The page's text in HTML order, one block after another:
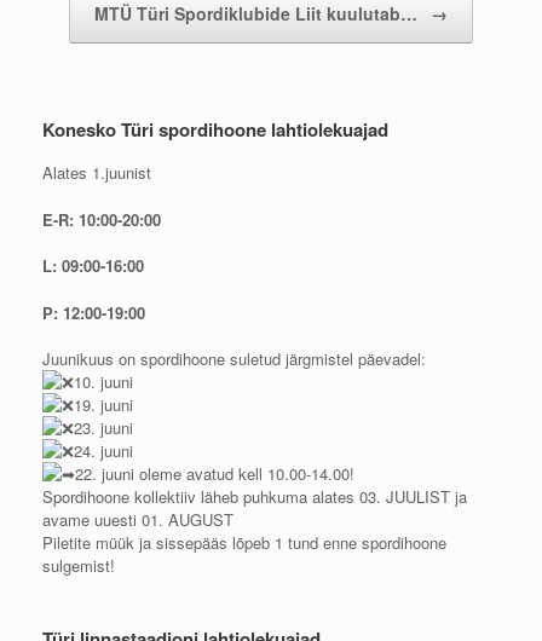
MTÜ Türi Spordiklubide Liit kuulutab… →
Konesko Türi spordihoone lahtiolekuajad
Alates 1.juunist
E-R: 10:00-20:00
L: 09:00-16:00
P: 12:00-19:00
Juunikuus on spordihoone suletud järgmistel päevadel:
10. juuni
19. juuni
23. juuni
24. juuni
22. juuni oleme avatud kell 10.00-14.00!
Spordihoone kollektiiv läheb puhkuma alates 03. JUULIST ja
avame uuesti 01. AUGUST
Piletite müük ja sissepääs lõpeb 1 tund enne spordihoone
sulgemist!